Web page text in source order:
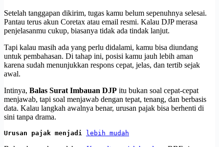
Setelah tanggapan dikirim, tugas kamu belum sepenuhnya selesai.
Pantau terus akun Coretax atau email resmi. Kalau DJP merasa
penjelasanmu cukup, biasanya tidak ada tindak lanjut.
Tapi kalau masih ada yang perlu didalami, kamu bisa diundang
untuk pembahasan. Di tahap ini, posisi kamu jauh lebih aman
karena sudah menunjukkan respons cepat, jelas, dan tertib sejak
awal.
Intinya, Balas Surat Imbauan DJP itu bukan soal cepat-cepat
menjawab, tapi soal menjawab dengan tepat, tenang, dan berbasis
data. Kalau langkah awalnya benar, urusan pajak bisa berhenti di
sini tanpa drama.
Urusan pajak menjadi lebih mudah